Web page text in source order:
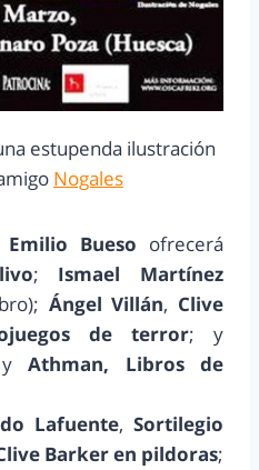
estupenda ilustración
Nogales
Emilio Bueso ofrecerá
; Ismael Martínez
Ángel Villán, Clive
de terror; y
Athman, Libros de
Lafuente, Sortilegio
Barker en pildoras;